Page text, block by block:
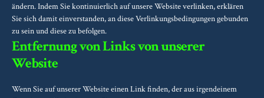
ändern. Indem Sie kontinuierlich auf unsere Website verlinken, erklären
Sie sich damit einverstanden, an diese Verlinkungsbedingungen gebunden
zu sein und diese zu befolgen.
Entfernung von Links von unserer
Website
Wenn Sie auf unserer Website einen Link finden, der aus irgendeinem